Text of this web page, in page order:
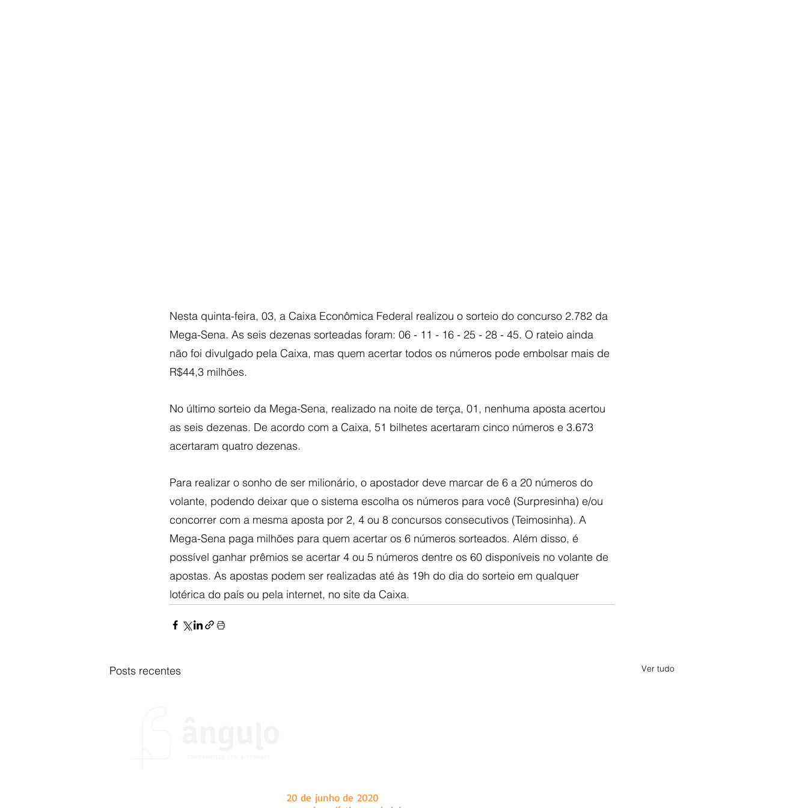
Nesta quinta-feira, 03, a Caixa Econômica Federal realizou o sorteio do concurso 2.782 da
Mega-Sena. As seis dezenas sorteadas foram: 06 - 11 - 16 - 25 - 28 - 45. O rateio ainda
não foi divulgado pela Caixa, mas quem acertar todos os números pode embolsar mais de
R$44,3 milhões.
No último sorteio da Mega-Sena, realizado na noite de terça, 01, nenhuma aposta acertou
as seis dezenas. De acordo com a Caixa, 51 bilhetes acertaram cinco números e 3.673
acertaram quatro dezenas.
Para realizar o sonho de ser milionário, o apostador deve marcar de 6 a 20 números do
volante, podendo deixar que o sistema escolha os números para você (Surpresinha) e/ou
concorrer com a mesma aposta por 2, 4 ou 8 concursos consecutivos (Teimosinha). A
Mega-Sena paga milhões para quem acertar os 6 números sorteados. Além disso, é
possível ganhar prêmios se acertar 4 ou 5 números dentre os 60 disponíveis no volante de
a​postas. As apostas podem ser realizadas até às 19h do dia do sorteio em qualquer
lotérica do país ou pela internet, no site da Caixa.
Posts recentes Ver tudo
O portal Ângulo foi fundado no dia20 de junho de 2020